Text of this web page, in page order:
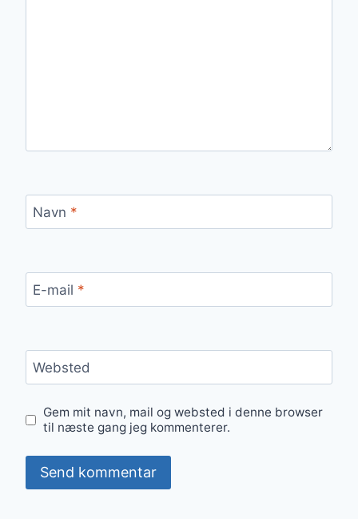
Navn *
E-mail *
Websted
Gem mit navn, mail og websted i denne browser
til næste gang jeg kommenterer.